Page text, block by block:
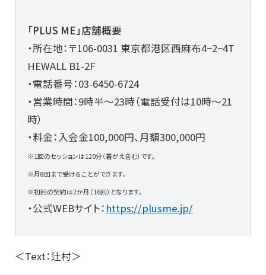
「PLUS ME」店舗概要
・所在地：〒106-0031 東京都港区西麻布4−2−4T
HEWALL B1-2F
・電話番号：03-6450-6724
・営業時間：9時半～23時（電話受付は10時～21
時）
・料金：入会金100,000円、月額300,000円
※1回のセッションは120分（着がえ含む）です。
※月8回まで受けることができます。
※初回の契約は2か月（16回）となります。
・公式WEBサイト： https://plusme.jp/
＜Text：辻村＞